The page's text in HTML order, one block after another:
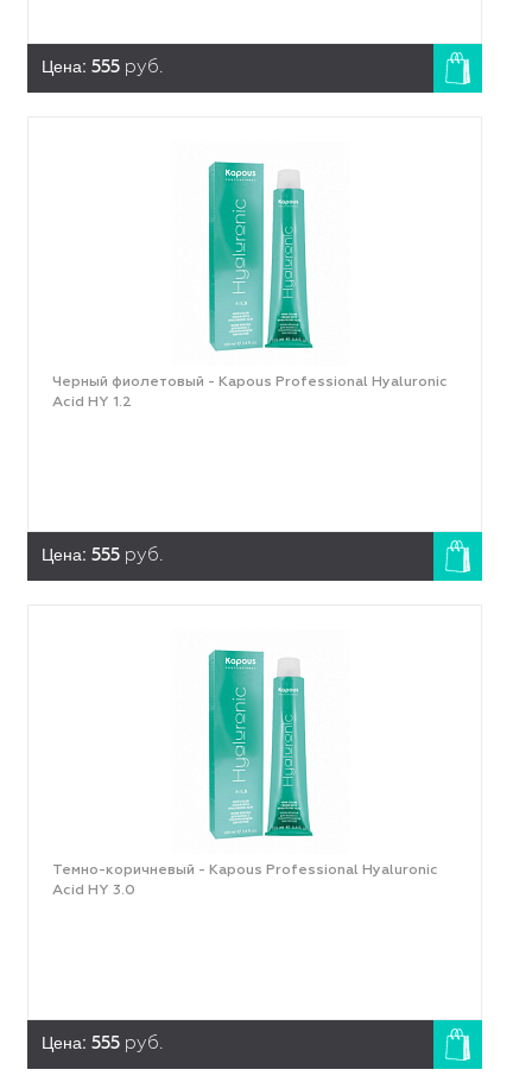
Цена: 555 руб.
Черный фиолетовый - Kapous Professional Hyaluronic
Acid HY 1.2
Цена: 555 руб.
Темно-коричневый - Kapous Professional Hyaluronic
Acid HY 3.0
Цена: 555 руб.